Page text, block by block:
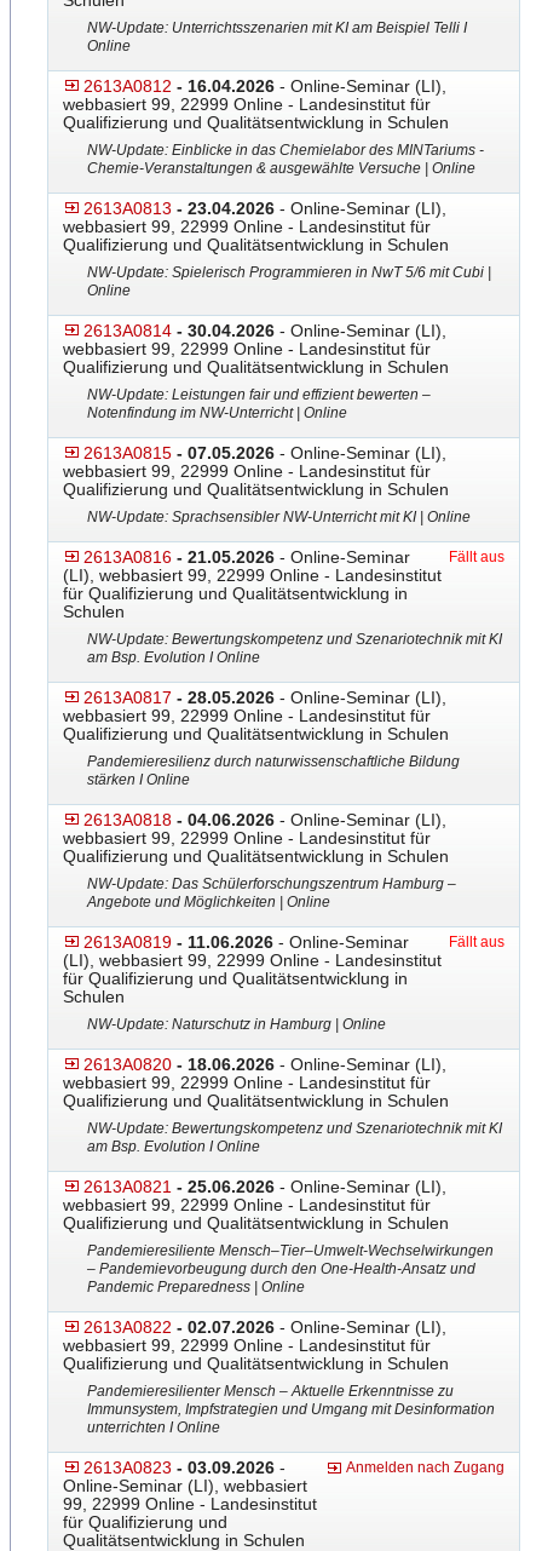
NW-Update: Unterrichtsszenarien mit KI am Beispiel Telli I
Online
2613A0812 - 16.04.2026 - Online-Seminar (LI),
webbasiert 99, 22999 Online - Landesinstitut für
Qualifizierung und Qualitätsentwicklung in Schulen
NW-Update: Einblicke in das Chemielabor des MINTariums -
Chemie-Veranstaltungen & ausgewählte Versuche | Online
2613A0813 - 23.04.2026 - Online-Seminar (LI),
webbasiert 99, 22999 Online - Landesinstitut für
Qualifizierung und Qualitätsentwicklung in Schulen
NW-Update: Spielerisch Programmieren in NwT 5/6 mit Cubi |
Online
2613A0814 - 30.04.2026 - Online-Seminar (LI),
webbasiert 99, 22999 Online - Landesinstitut für
Qualifizierung und Qualitätsentwicklung in Schulen
NW-Update: Leistungen fair und effizient bewerten –
Notenfindung im NW-Unterricht | Online
2613A0815 - 07.05.2026 - Online-Seminar (LI),
webbasiert 99, 22999 Online - Landesinstitut für
Qualifizierung und Qualitätsentwicklung in Schulen
NW-Update: Sprachsensibler NW-Unterricht mit KI | Online
2613A0816 - 21.05.2026 - Online-Seminar
(LI), webbasiert 99, 22999 Online - Landesinstitut
für Qualifizierung und Qualitätsentwicklung in
Schulen
Fällt aus
NW-Update: Bewertungskompetenz und Szenariotechnik mit KI
am Bsp. Evolution I Online
2613A0817 - 28.05.2026 - Online-Seminar (LI),
webbasiert 99, 22999 Online - Landesinstitut für
Qualifizierung und Qualitätsentwicklung in Schulen
Pandemieresilienz durch naturwissenschaftliche Bildung
stärken I Online
2613A0818 - 04.06.2026 - Online-Seminar (LI),
webbasiert 99, 22999 Online - Landesinstitut für
Qualifizierung und Qualitätsentwicklung in Schulen
NW-Update: Das Schülerforschungszentrum Hamburg –
Angebote und Möglichkeiten | Online
2613A0819 - 11.06.2026 - Online-Seminar
(LI), webbasiert 99, 22999 Online - Landesinstitut
für Qualifizierung und Qualitätsentwicklung in
Schulen
Fällt aus
NW-Update: Naturschutz in Hamburg | Online
2613A0820 - 18.06.2026 - Online-Seminar (LI),
webbasiert 99, 22999 Online - Landesinstitut für
Qualifizierung und Qualitätsentwicklung in Schulen
NW-Update: Bewertungskompetenz und Szenariotechnik mit KI
am Bsp. Evolution I Online
2613A0821 - 25.06.2026 - Online-Seminar (LI),
webbasiert 99, 22999 Online - Landesinstitut für
Qualifizierung und Qualitätsentwicklung in Schulen
Pandemieresiliente Mensch–Tier–Umwelt-Wechsel​wirkungen
– Pandemievorbeugung durch den One-Health-Ansatz und
Pandemic Preparedness | Online
2613A0822 - 02.07.2026 - Online-Seminar (LI),
webbasiert 99, 22999 Online - Landesinstitut für
Qualifizierung und Qualitätsentwicklung in Schulen
Pandemieresilienter Mensch – Aktuelle Erkenntnisse zu
Immunsystem, Impfstrategien und Umgang mit Desinformation
unterrichten I Online
2613A0823 - 03.09.2026 -
Online-Seminar (LI), webbasiert
99, 22999 Online - Landesinstitut
für Qualifizierung und
Qualitätsentwicklung in Schulen
Anmelden nach Zugang